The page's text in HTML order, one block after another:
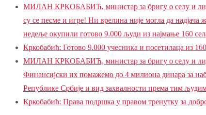
МИЛАН КРКОБАБИЋ, министар за бригу о селу и
су се песме и игре! Ни врелина није могла да надјача
недеље окупили готово 9.000 људи из најмање 160
Кркобабић: Готово 9.000 учесника и посетилаца из
МИЛАН КРКОБАБИЋ, министар за бригу о селу и
Финансијски их помажемо до 4 милиона динара за
Републике Србије и вид захвалности према тим
Кркобабић: Права подршка у правом тренутку за